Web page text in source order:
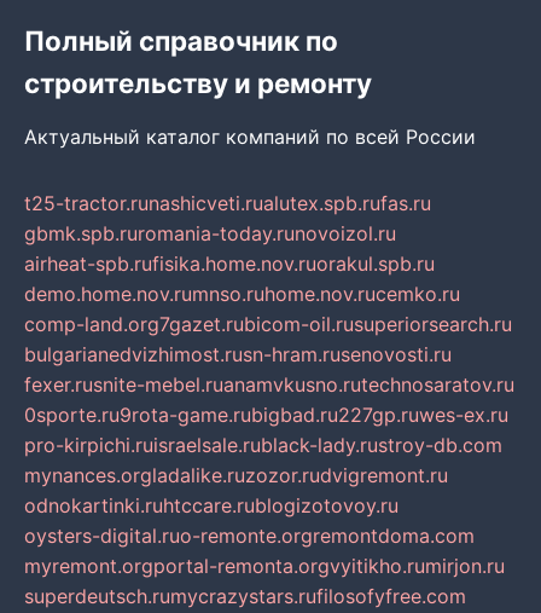
Полный справочник по
строительству и ремонту
Актуальный каталог компаний по всей России
t25-tractor.runashicveti.rualutex.spb.rufas.ru
gbmk.spb.ruromania-today.runovoizol.ru
airheat-spb.rufisika.home.nov.ruorakul.spb.ru
demo.home.nov.rumnso.ruhome.nov.rucemko.ru
comp-land.org7gazet.rubicom-oil.rusuperiorsearch.ru
bulgarianedvizhimost.rusn-hram.rusenovosti.ru
fexer.rusnite-mebel.ruanamvkusno.rutechnosaratov.ru
0sporte.ru9rota-game.rubigbad.ru227gp.ruwes-ex.ru
pro-kirpichi.ruisraelsale.rublack-lady.rustroy-db.com
mynances.orgladalike.ruzozor.rudvigremont.ru
odnokartinki.ruhtccare.rublogizotovoy.ru
oysters-digital.ruo-remonte.orgremontdoma.com
myremont.orgportal-remonta.orgvyitikho.rumirjon.ru
superdeutsch.rumycrazystars.rufilosofyfree.com